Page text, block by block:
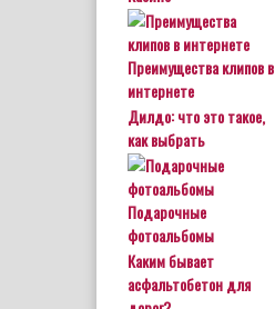
Преимущества клипов в
интернете
Дилдо: что это такое,
как выбрать
Подарочные
фотоальбомы
Каким бывает
асфальтобетон для